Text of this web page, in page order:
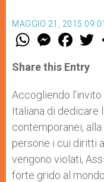
MAGGIO 21, 2015 09:01
W
t
s
p
p
M
e
s
e
g
e
r
F
a
e
b
o
k
w
r
Share this Entry
Accogliendo
Italiana di dedicare
contemporanei,
persone i cui diritti
vengono violati,
forte grido al